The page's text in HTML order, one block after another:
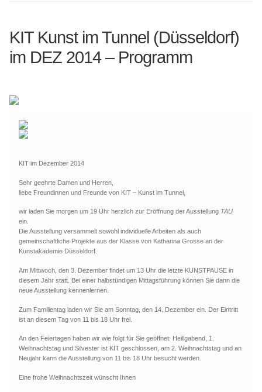
KIT Kunst im Tunnel (Düsseldorf)
im DEZ 2014 – Programm
KIT im Dezember 2014
Sehr geehrte Damen und Herren,
liebe Freundinnen und Freunde von KIT – Kunst im Tunnel,
wir laden Sie morgen um 19 Uhr herzlich zur Eröffnung der Ausstellung TAU
ein.
Die Ausstellung versammelt sowohl individuelle Arbeiten als auch
gemeinschaftliche Projekte aus der Klasse von Katharina Grosse an der
Kunstakademie Düsseldorf.
Am Mittwoch, den 3. Dezember findet um 13 Uhr die letzte KUNSTPAUSE in
diesem Jahr statt. Bei einer halbstündigen Mittagsführung können Sie dann die
neue Ausstellung kennenlernen.
Zum Familientag laden wir Sie am Sonntag, den 14. Dezember ein. Der Eintritt
ist an diesem Tag von 11 bis 18 Uhr frei.
An den Feiertagen haben wir wie folgt für Sie geöffnet: Heiligabend, 1.
Weihnachtstag und Silvester ist KIT geschlossen, am 2. Weihnachtstag und an
Neujahr kann die Ausstellung von 11 bis 18 Uhr besucht werden.
Eine frohe Weihnachtszeit wünscht Ihnen